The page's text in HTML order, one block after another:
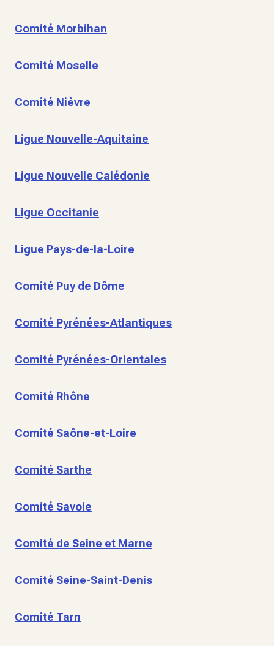
Comité Morbihan
Comité Moselle
Comité Nièvre
Ligue Nouvelle-Aquitaine
Ligue Nouvelle Calédonie
Ligue Occitanie
Ligue Pays-de-la-Loire
Comité Puy de Dôme
Comité Pyrénées-Atlantiques
Comité Pyrénées-Orientales
Comité Rhône
Comité Saône-et-Loire
Comité Sarthe
Comité Savoie
Comité de Seine et Marne
Comité Seine-Saint-Denis
Comité Tarn